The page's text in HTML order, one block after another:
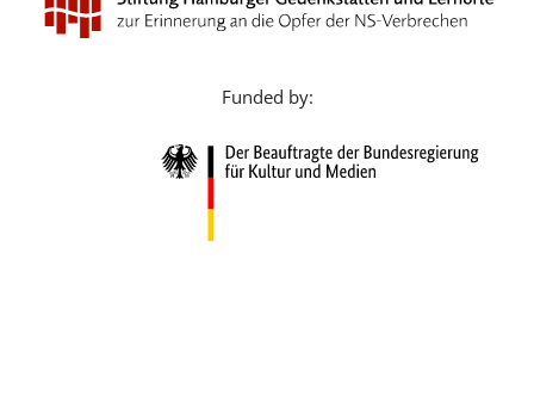
Italiano
Nederlands
Português
Funded by: